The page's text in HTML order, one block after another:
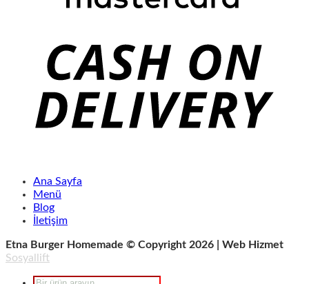
Ana Sayfa
Menü
Blog
İletişim
Etna Burger Homemade © Copyright 2026 | Web Hizmet
Sosyallift
Products